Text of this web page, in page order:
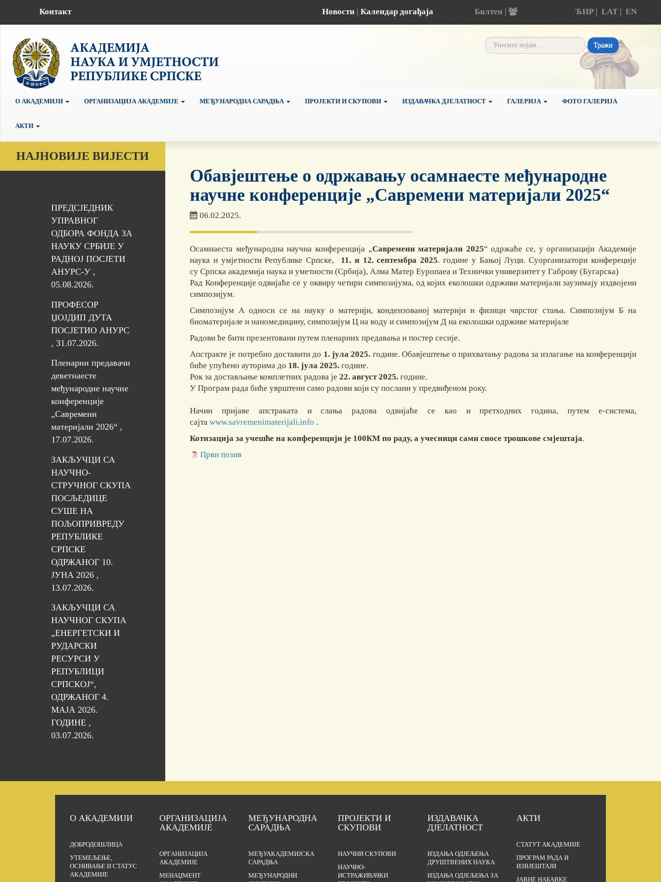
Контакт Новости | Календар догађаја Билтен | ЋИР| LAT| EN
Тражи
О АКАДЕМИЈИ ОРГАНИЗАЦИЈА АКАДЕМИЈЕ МЕЂУНАРОДНА САРАДЊА ПРОЈЕКТИ И СКУПОВИ ИЗДАВАЧКА ДЈЕЛАТНОСТ ГАЛЕРИЈА ФОТО ГАЛЕРИЈА
АКТИ
НАЈНОВИЈЕ ВИЈЕСТИ
ПРЕДСЈЕДНИК
УПРАВНОГ
ОДБОРА ФОНДА ЗА
НАУКУ СРБИЈЕ У
РАДНОЈ ПОСЈЕТИ
АНУРС-У ,
05.08.2026.
ПРОФЕСОР
ЏОЈДИП ДУТА
ПОСЈЕТИО АНУРС
, 31.07.2026.
Пленарни предавачи
деветнаесте
међународне научне
конференције
„Савремени
материјали 2026“ ,
17.07.2026.
ЗАКЉУЧЦИ СА
НАУЧНО-
СТРУЧНОГ СКУПА
ПОСЉЕДИЦЕ
СУШЕ НА
ПОЉОПРИВРЕДУ
РЕПУБЛИКЕ
СРПСКЕ
ОДРЖАНОГ 10.
ЈУНА 2026 ,
13.07.2026.
ЗАКЉУЧЦИ СА
НАУЧНОГ СКУПА
„ЕНЕРГЕТСКИ И
РУДАРСКИ
РЕСУРСИ У
РЕПУБЛИЦИ
СРПСКОЈ“,
ОДРЖАНОГ 4.
МАЈА 2026.
ГОДИНЕ ,
03.07.2026.
Обавјештење о одржавању осамнаесте међународне
научне конференције „Савремени материјали 2025“
06.02.2025.
Осамнаеста међународна научна конференција „Савремени материјали 2025“ одржаће се, у организацији Академије
наука и умјетности Републике Српске, 11. и 12. септембра 2025. године у Бањој Луци. Суорганизатори конфереције
су Српска академија наука и уметности (Србија), Алма Матер Еуропаеа и Технички универзитет у Габрову (Бугарска)
Рад Конференције одвијаће се у оквиру четири симпозијума, од којих еколошки одрживи материјали заузимају издвојени
симпозијум.
Симпозијум А односи се на науку о материји, кондензованој материји и физици чврстог стања. Симпозијум Б на
биоматеријале и наномедицину, симпозијум Ц на воду и симпозијум Д на еколошки одрживе материјале
Радови ће бити презентовани путем пленарних предавања и постер сесије.
Апстракте је потребно доставити до 1. јула 2025. године. Обавјештење о прихватању радова за излагање на конференцији
биће упућено ауторима до 18. јула 2025. године.
Рок за достављање комплетних радова је 22. август 2025. године.
У Програм рада биће уврштени само радови који су послани у предвиђеном року.
Начин пријаве апстраката и слања радова одвијаће се као и претходних година, путем е-система,
сајта www.savremenimaterijali.info .
Котизација за учешће на конференцији је 100КМ по раду, а учесници сами сносе трошкове смјештаја.
Први позив
О АКАДЕМИЈИ
ДОБРОДОШЛИЦА
УТЕМЕЉЕЊЕ,
ОСНИВАЊЕ И СТАТУС
АКАДЕМИЈЕ
ОРГАНИЗАЦИЈА
АКАДЕМИЈЕ
ОРГАНИЗАЦИЈА
АКАДЕМИЈЕ
МЕНАЏМЕНТ
МЕЂУНАРОДНА
САРАДЊА
МЕЂУАКАДЕМИЈСКА
САРАДЊА
МЕЂУНАРОДНИ
ПРОЈЕКТИ И
СКУПОВИ
НАУЧНИ СКУПОВИ
НАУЧНО-
ИСТРАЖИВАЧКИ
ИЗДАВАЧКА
ДЈЕЛАТНОСТ
ИЗДАЊА ОДЈЕЉЕЊА
ДРУШТВЕНИХ НАУКА
ИЗДАЊА ОДЈЕЉЕЊА ЗА
АКТИ
СТАТУТ АКАДЕМИЈЕ
ПРОГРАМ РАДА И
ИЗВЈЕШТАЈИ
ЈАВНЕ НАБАВКЕ